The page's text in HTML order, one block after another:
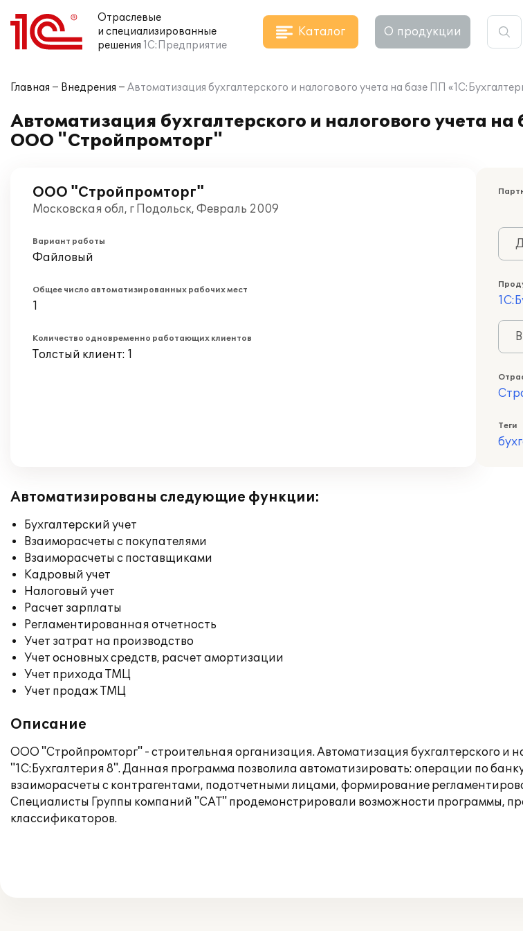
Отраслевые
и специализированные
решения 1С:Предприятие
Каталог О продукции
Главная Внедрения Автоматизация бухгалтерского и налогового учета на базе ПП
Автоматизация бухгалтерского и налогового учета
ООО "Стройпромторг"
ООО "Стройпромторг"
Московская обл, г Подольск, Февраль 2009
Вариант работы
Файловый
Общее число автоматизированных рабочих мест
1
Количество одновременно работающих клиентов
Толстый клиент: 1
Теги
Автоматизированы следующие функции:
Бухгалтерский учет
Взаиморасчеты с покупателями
Взаиморасчеты с поставщиками
Кадровый учет
Налоговый учет
Расчет зарплаты
Регламентированная отчетность
Учет затрат на производство
Учет основных средств, расчет амортизации
Учет прихода ТМЦ
Учет продаж ТМЦ
Описание
ООО "Стройпромторг" - строительная организация. Автоматизация бухгалтерского и
"1С:Бухгалтерия 8". Данная программа позволила автоматизировать: операции по
взаиморасчеты с контрагентами, подотчетными лицами, формирование
Специалисты Группы компаний "САТ" продемонстрировали возможности программы,
классификаторов.